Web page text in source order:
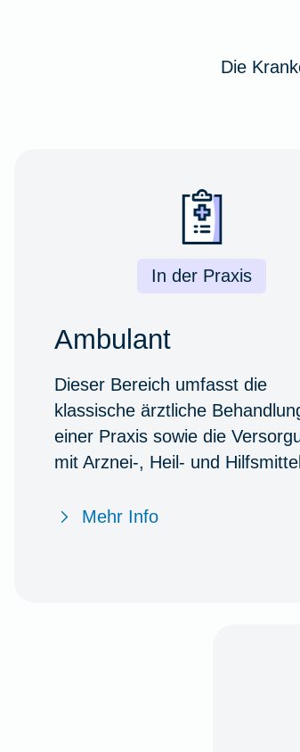
Die
In der Praxis
Ambulant
Dieser Bereich umfasst die
klassische ärztliche
einer Praxis sowie die
mit Arznei-, Heil- und
Mehr Info